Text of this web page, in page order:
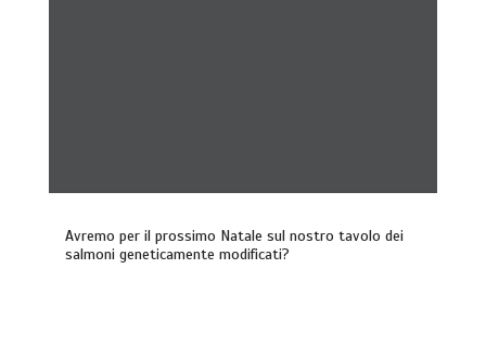
Avremo per il prossimo Natale sul nostro tavolo dei
salmoni geneticamente modificati?